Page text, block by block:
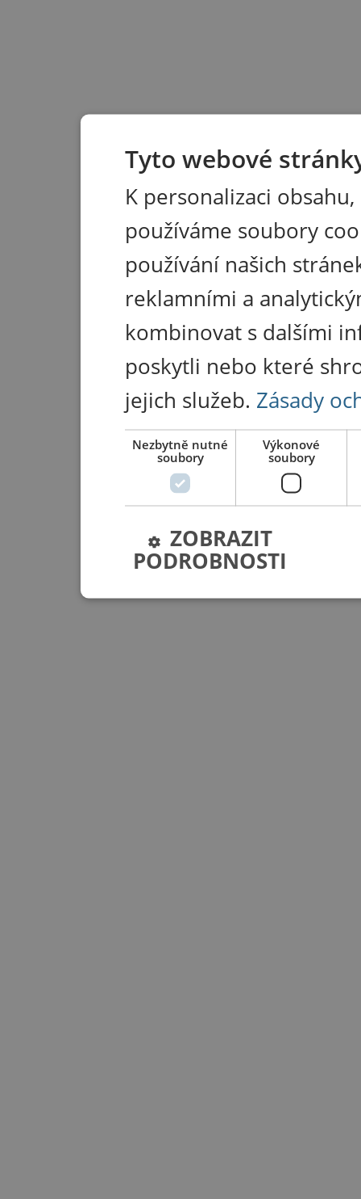
Tyto webové
K personalizaci
používáme soubory
používání našich
reklamními a
kombinovat s dalšími
poskytli nebo které
jejich služeb. Zásady
Nezbytně nutné
soubory
Výkonové
soubory
ZOBRAZIT
PODROBNOSTI